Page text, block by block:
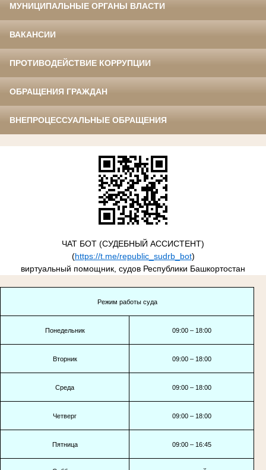
МУНИЦИПАЛЬНЫЕ ОРГАНЫ ВЛАСТИ
ВАКАНСИИ
ПРОТИВОДЕЙСТВИЕ КОРРУПЦИИ
ОБРАЩЕНИЯ ГРАЖДАН
ВНЕПРОЦЕССУАЛЬНЫЕ ОБРАЩЕНИЯ
ЧАТ БОТ (СУДЕБНЫЙ АССИСТЕНТ)
(https://t.me/republic_sudrb_bot)
виртуальный помощник, судов Республики Башкортостан
Режим работы суда
Понедельник 09:00 – 18:00
Вторник 09:00 – 18:00
Среда 09:00 – 18:00
Четверг 09:00 – 18:00
Пятница 09:00 – 16:45